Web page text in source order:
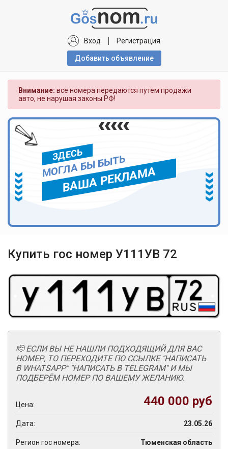
Вход Регистрация
Добавить объявлениe
Внимание: все номера передаются путем продажи
авто, не нарушая законы РФ!
ЗДЕСЬ
МОГЛА БЫ БЫТЬ
ВАША РЕКЛАМА
Купить гос номер У111УВ 72
🫡 ЕСЛИ ВЫ НЕ НАШЛИ ПОДХОДЯЩИЙ ДЛЯ ВАС
НОМЕР, ТО ПЕРЕХОДИТЕ ПО ССЫЛКЕ "НАПИСАТЬ
В WHATSAPP" "НАПИСАТЬ В TELEGRAM" И МЫ
ПОДБЕРЁМ НОМЕР ПО ВАШЕМУ ЖЕЛАНИЮ.
Цена: 440 000 руб
Дата: 23.05.26
Регион гос номера: Тюменская область